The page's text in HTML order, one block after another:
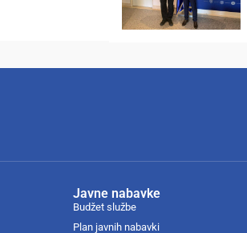
Javne nabavke
Budžet službe
Plan javnih nabavki